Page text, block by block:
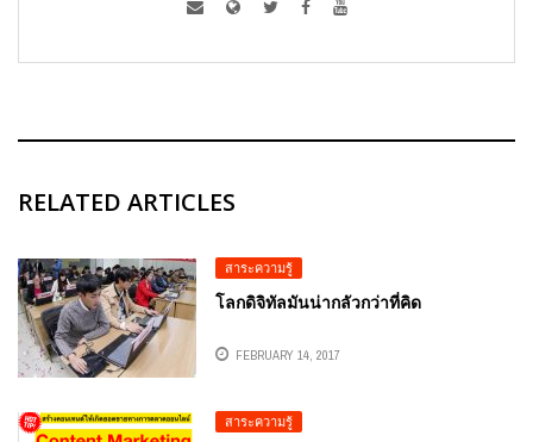
RELATED ARTICLES
สาระความรู้
โลกดิจิทัลมันน่ากลัวกว่าที่คิด
FEBRUARY 14, 2017
สาระความรู้